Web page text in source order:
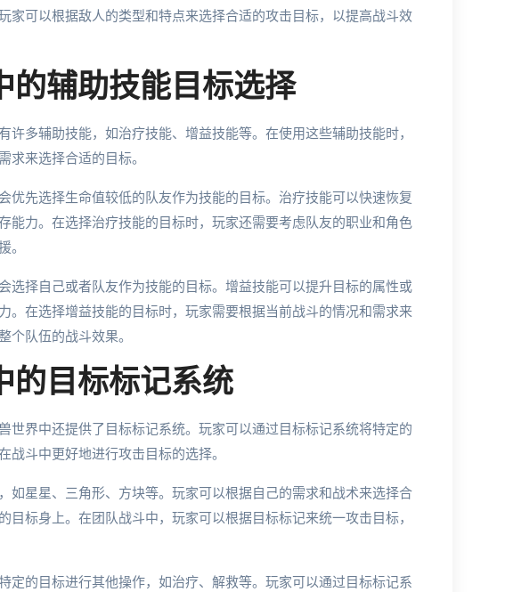
家可以根据敌人的类型和特点来选择合适的攻击目标，以提高战斗效
的辅助技能目标选择
许多辅助技能，如治疗技能、增益技能等。在使用这些辅助技能时，
求来选择合适的目标。
优先选择生命值较低的队友作为技能的目标。治疗技能可以快速恢复
能力。在选择治疗技能的目标时，玩家还需要考虑队友的职业和角色
。
选择自己或者队友作为技能的目标。增益技能可以提升目标的属性或
。在选择增益技能的目标时，玩家需要根据当前战斗的情况和需求来
个队伍的战斗效果。
的目标标记系统
世界中还提供了目标标记系统。玩家可以通过目标标记系统将特定的
战斗中更好地进行攻击目标的选择。
如星星、三角形、方块等。玩家可以根据自己的需求和战术来选择合
目标身上。在团队战斗中，玩家可以根据目标标记来统一攻击目标，
定的目标进行其他操作，如治疗、解救等。玩家可以通过目标标记系